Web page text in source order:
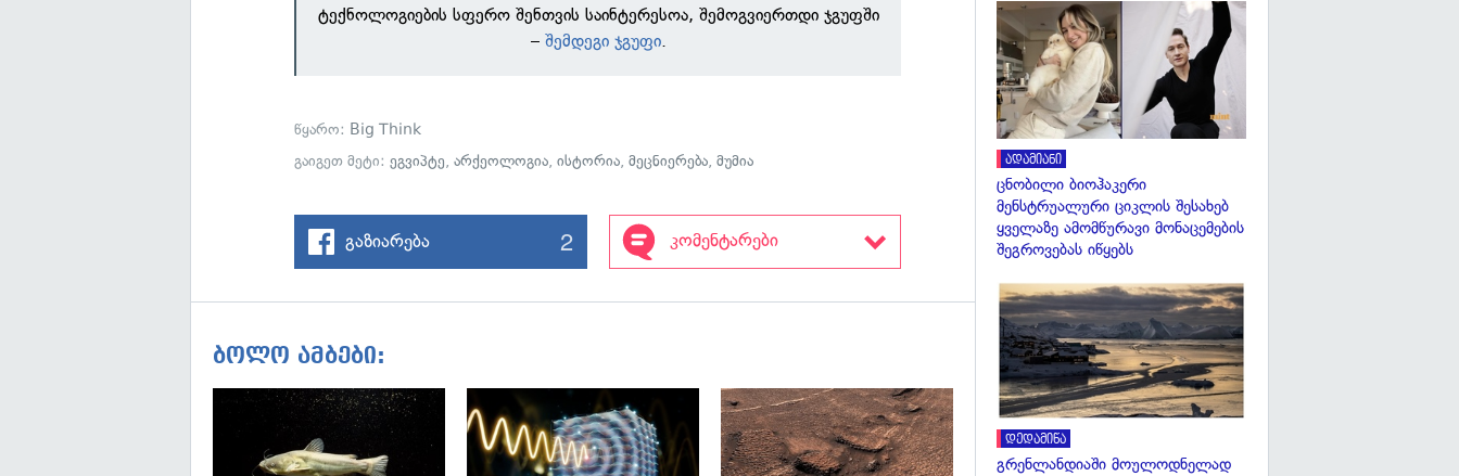
ტექნოლოგიების სფერო შენთვის საინტერესოა, შემოგვიერთდი ჯგუფში
–შემდეგი ჯგუფი.
წყარო: Big Think
გაიგეთ მეტი:ეგვიპტე,არქეოლოგია,ისტორია,მეცნიერება,მუმია
გაზიარება 2 კომენტარები
ბოლო ამბები:
გადახედვა გადახედვა გადახედვა
ადამიანი
ცნობილი ბიოჰაკერი
მენსტრუალური ციკლის შესახებ
ყველაზე ამომწურავი მონაცემების
შეგროვებას იწყებს
დედამიწა
გრენლანდიაში მოულოდნელად